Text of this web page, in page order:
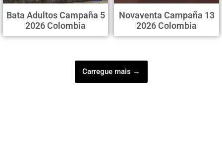
Bata Adultos Campaña 5
2026 Colombia
Novaventa Campaña 13
2026 Colombia
Carregue mais →